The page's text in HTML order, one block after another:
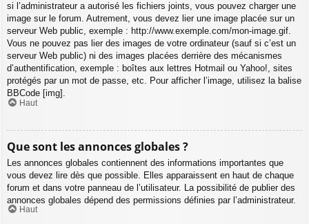
si l’administrateur a autorisé les fichiers joints, vous pouvez charger une
image sur le forum. Autrement, vous devez lier une image placée sur un
serveur Web public, exemple : http://www.exemple.com/mon-image.gif.
Vous ne pouvez pas lier des images de votre ordinateur (sauf si c’est un
serveur Web public) ni des images placées derrière des mécanismes
d’authentification, exemple : boîtes aux lettres Hotmail ou Yahoo!, sites
protégés par un mot de passe, etc. Pour afficher l’image, utilisez la balise
BBCode [img].
Haut
Que sont les annonces globales ?
Les annonces globales contiennent des informations importantes que
vous devez lire dès que possible. Elles apparaissent en haut de chaque
forum et dans votre panneau de l’utilisateur. La possibilité de publier des
annonces globales dépend des permissions définies par l’administrateur.
Haut